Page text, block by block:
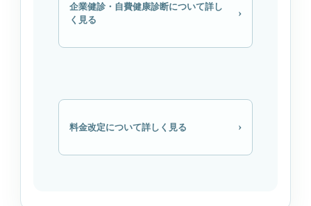
企業健診・自費健康診断について詳し
く見る
›
料金改定について詳しく見る ›